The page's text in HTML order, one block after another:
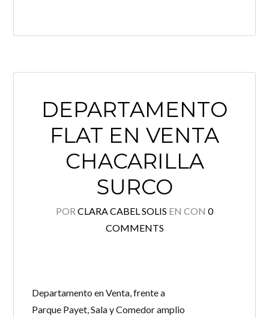
DEPARTAMENTO
FLAT EN VENTA
CHACARILLA
SURCO
POR CLARA CABEL SOLIS EN CON 0
COMMENTS
Departamento en Venta, frente a
Parque Payet, Sala y Comedor amplio